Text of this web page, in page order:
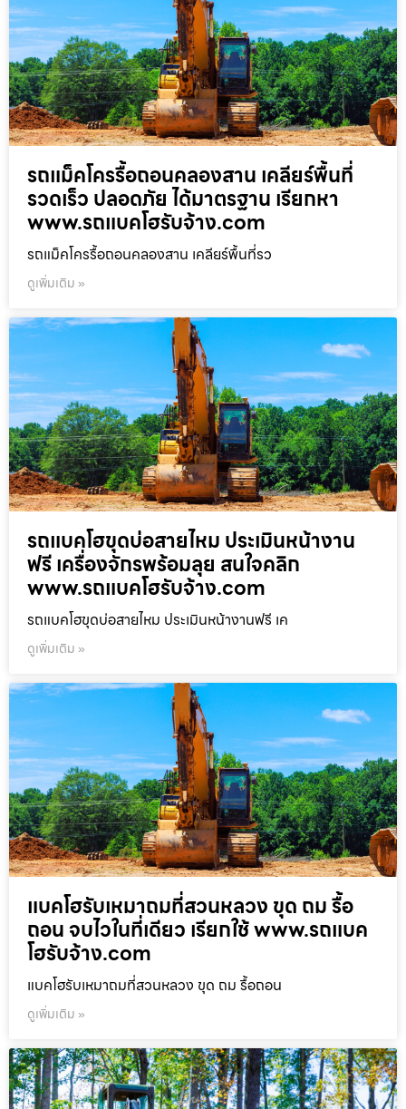
รถแม็คโครรื้อถอนคลองสาน เคลียร์พื้นที่
รวดเร็ว ปลอดภัย ได้มาตรฐาน เรียกหา
www.รถแบคโฮรับจ้าง.com
รถแม็คโครรื้อถอนคลองสาน เคลียร์พื้นที่รว
ดูเพิ่มเติม »
รถแบคโฮขุดบ่อสายไหม ประเมินหน้างาน
ฟรี เครื่องจักรพร้อมลุย สนใจคลิก
www.รถแบคโฮรับจ้าง.com
รถแบคโฮขุดบ่อสายไหม ประเมินหน้างานฟรี เค
ดูเพิ่มเติม »
แบคโฮรับเหมาถมที่สวนหลวง ขุด ถม รื้อ
ถอน จบไวในที่เดียว เรียกใช้ www.รถแบค
โฮรับจ้าง.com
แบคโฮรับเหมาถมที่สวนหลวง ขุด ถม รื้อถอน
ดูเพิ่มเติม »